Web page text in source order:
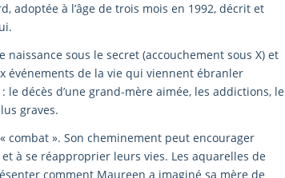
adoptée à l’âge de trois mois en 1992, décrit et
sous le secret (accouchement sous X) et
événements de la vie qui viennent ébranler
le décès d’une grand-mère aimée, les addictions, le
graves.
». Son cheminement peut encourager
à se réapproprier leurs vies. Les aquarelles de
comment Maureen a imaginé sa mère de